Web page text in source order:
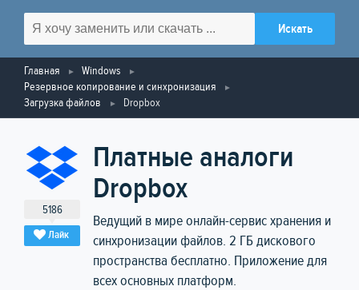
Главная
Windows
Резервное копирование и синхронизация
Загрузка файлов
Dropbox
5186
Лайк
Платные аналоги
Dropbox
Ведущий в мире онлайн-сервис хранения и
синхронизации файлов. 2 ГБ дискового
пространства бесплатно. Приложение для
всех основных платформ.